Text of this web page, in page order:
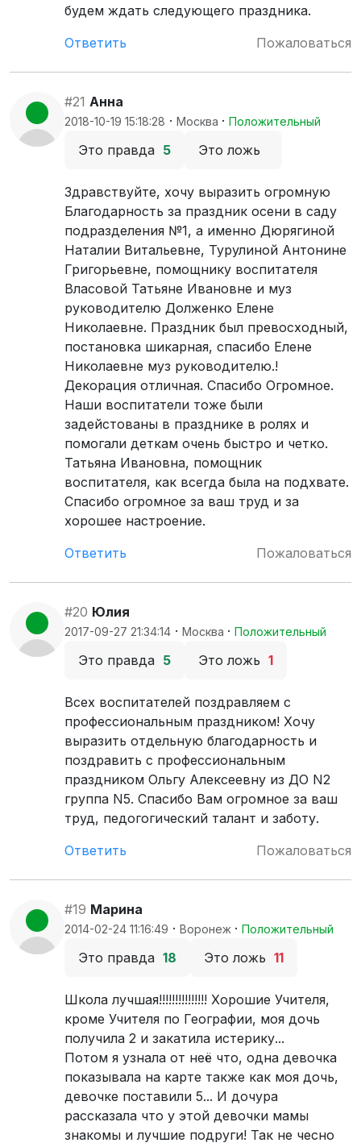
будем ждать следующего праздника.
Ответить
Пожаловаться
#21 Анна
2018-10-19 15:18:28 · Москва · Положительный
Это правда 5 Это ложь
Здравствуйте, хочу выразить огромную
Благодарность за праздник осени в саду
подразделения №1, а именно Дюрягиной
Наталии Витальевне, Турулиной Антонине
Григорьевне, помощнику воспитателя
Власовой Татьяне Ивановне и муз
руководителю Долженко Елене
Николаевне. Праздник был превосходный,
постановка шикарная, спасибо Елене
Николаевне муз руководителю.!
Декорация отличная. Спасибо Огромное.
Наши воспитатели тоже были
задейстованы в празднике в ролях и
помогали деткам очень быстро и четко.
Татьяна Ивановна, помощник
воспитателя, как всегда была на подхвате.
Спасибо огромное за ваш труд и за
хорошее настроение.
Ответить
Пожаловаться
#20 Юлия
2017-09-27 21:34:14 · Москва · Положительный
Это правда 5 Это ложь 1
Всех воспитателей поздравляем с
профессиональным праздником! Хочу
выразить отдельную благодарность и
поздравить с профессиональным
праздником Ольгу Алексеевну из ДО N2
группа N5. Спасибо Вам огромное за ваш
труд, педогогический талант и заботу.
Ответить
Пожаловаться
#19 Марина
2014-02-24 11:16:49 · Воронеж · Положительный
Это правда 18 Это ложь 11
Школа лучшая!!!!!!!!!!!!!!! Хорошие Учителя,
кроме Учителя по Географии, моя дочь
получила 2 и закатила истерику...
Потом я узнала от неё что, одна девочка
показывала на карте также как моя дочь,
девочке поставили 5... И дочура
рассказала что у этой девочки мамы
знакомы и лучшие подруги! Так не чесно